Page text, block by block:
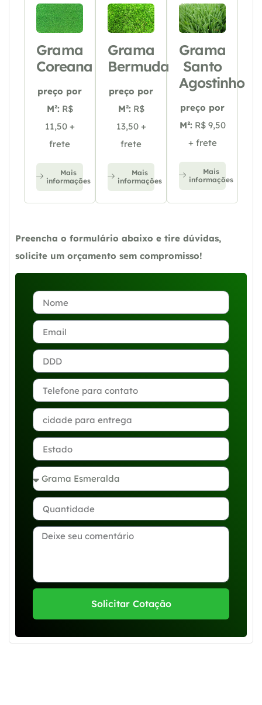
Grama
Coreana
preço por
M²: R$
11,50 +
frete
Mais
informações
Grama
Bermuda
preço por
M²: R$
13,50 +
frete
Mais
informações
Grama
Santo
Agostinho
preço por
M²: R$ 9,50
+ frete
Mais
informações
Preencha o formulário abaixo e tire dúvidas,
solicite um orçamento sem compromisso!
Solicitar Cotação